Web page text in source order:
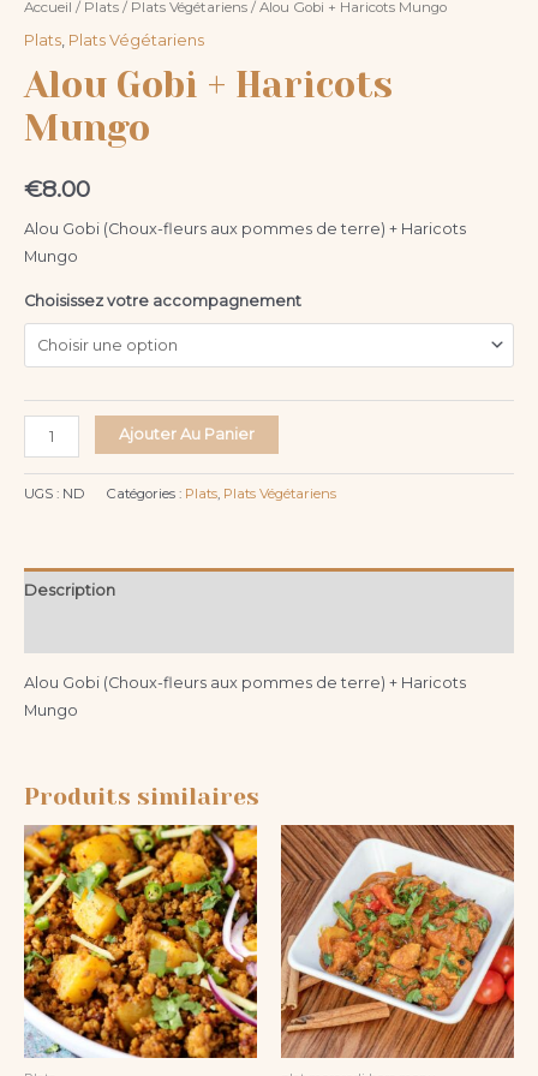
Accueil / Plats / Plats Végétariens / Alou Gobi + Haricots Mungo
Plats, Plats Végétariens
Alou Gobi + Haricots
Mungo
€8.00
Alou Gobi (Choux-fleurs aux pommes de terre) + Haricots
Mungo
Choisissez votre accompagnement
Ajouter Au Panier
UGS : ND Catégories : Plats, Plats Végétariens
Description
Alou Gobi (Choux-fleurs aux pommes de terre) + Haricots
Mungo
Produits similaires
Ce
produit
a
plusieurs
variations.
Les
options
peuvent
être
Ce
produit
a
plusieurs
variations.
Les
options
peuvent
être